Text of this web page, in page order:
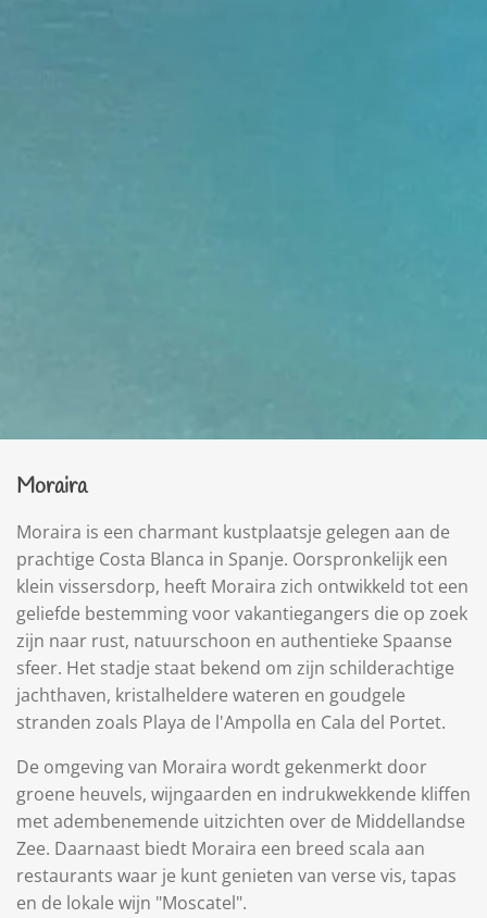
Moraira
Moraira is een charmant kustplaatsje gelegen aan de
prachtige Costa Blanca in Spanje. Oorspronkelijk een
klein vissersdorp, heeft Moraira zich ontwikkeld tot een
geliefde bestemming voor vakantiegangers die op zoek
zijn naar rust, natuurschoon en authentieke Spaanse
sfeer. Het stadje staat bekend om zijn schilderachtige
jachthaven, kristalheldere wateren en goudgele
stranden zoals Playa de l'Ampolla en Cala del Portet.
De omgeving van Moraira wordt gekenmerkt door
groene heuvels, wijngaarden en indrukwekkende kliffen
met adembenemende uitzichten over de Middellandse
Zee. Daarnaast biedt Moraira een breed scala aan
restaurants waar je kunt genieten van verse vis, tapas
en de lokale wijn "Moscatel".